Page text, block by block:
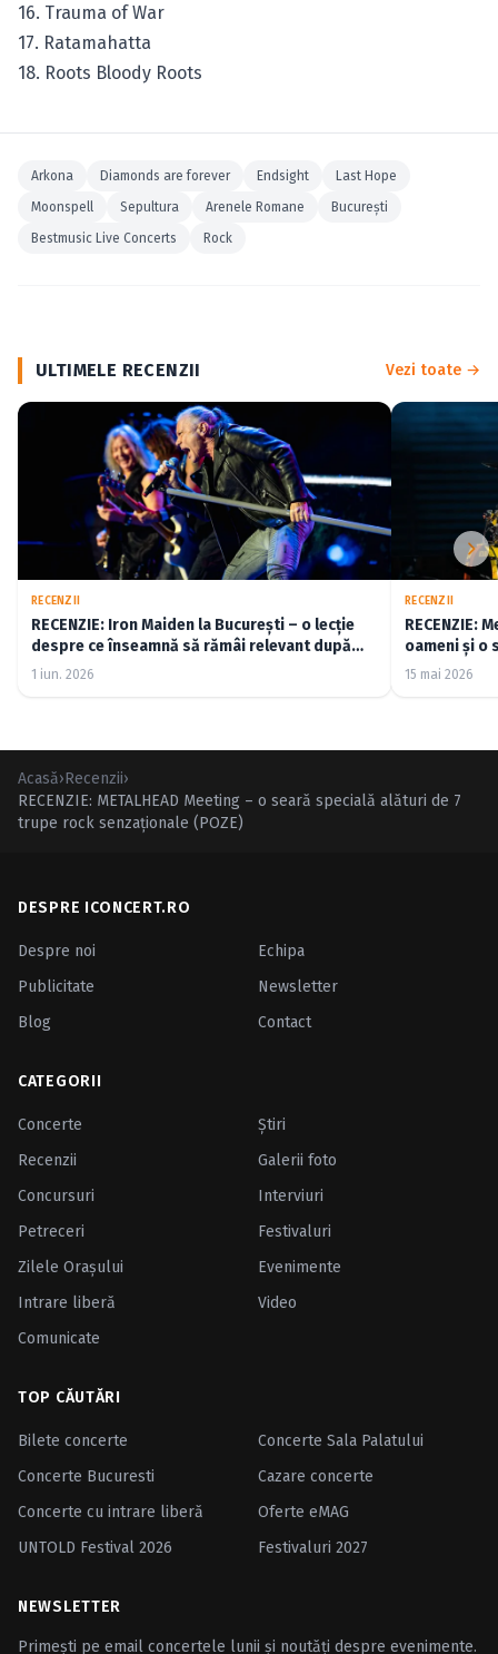
16. Trauma of War
17. Ratamahatta
18. Roots Bloody Roots
Arkona Diamonds are forever Endsight
Last Hope
Moonspell
Sepultura Arenele Romane
Bucureşti
Bestmusic Live Concerts
Rock
ULTIMELE RECENZII Vezi toate →
RECENZII
RECENZIE: Iron Maiden la București – o lecție
despre ce înseamnă să rămâi relevant după
cincizeci de ani (FOTO)
1 iun. 2026
RECENZII
RECENZIE:
oameni și o
15 mai 2026
Acasă›Recenzii›
RECENZIE: METALHEAD Meeting – o seară specială alături de 7
trupe rock senzaţionale (POZE)
DESPRE ICONCERT.RO
Despre noi
Echipa
Publicitate
Newsletter
Blog
Contact
CATEGORII
Concerte
Ştiri
Recenzii
Galerii foto
Concursuri
Interviuri
Petreceri
Festivaluri
Zilele Oraşului
Evenimente
Intrare liberă
Video
Comunicate
TOP CĂUTĂRI
Bilete concerte
Concerte Sala Palatului
Concerte Bucuresti
Cazare concerte
Concerte cu intrare liberă
Oferte eMAG
UNTOLD Festival 2026
Festivaluri 2027
NEWSLETTER
Primești pe email concertele lunii și noutăți despre evenimente.